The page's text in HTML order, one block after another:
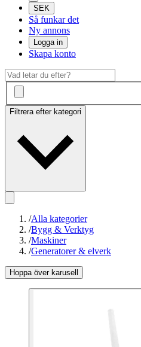
SEK
Så funkar det
Ny annons
Logga in
Skapa konto
Filtrera efter kategori
/Alla kategorier
/Bygg & Verktyg
/Maskiner
/Generatorer & elverk
Hoppa över karusell